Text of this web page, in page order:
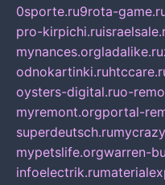
0sporte.ru9rota-
pro-kirpichi.ru
mynances.orgladalike.ru
odnokartinki.ru
oysters-digital.ruo-
myremont.orgportal-
superdeutsch.ru
mypetslife.orgwarren-
infoelectrik.ru